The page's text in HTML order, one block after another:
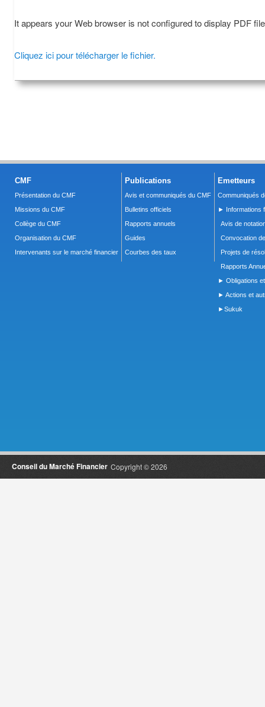
It appears your Web browser is not configured to display PDF
Cliquez ici pour télécharger le fichier.
CMF
Présentation du CMF
Missions du CMF
Collège du CMF
Organisation du CMF
Intervenants sur le marché financier
Publications
Avis et communiqués du CMF
Bulletins officiels
Rapports annuels
Guides
Courbes des taux
Emetteurs
Communiqués
► Informations
Avis de
Convocation
Projets de
Rapports
► Obligations
► Actions et
►Sukuk
Copyright © 2026
Conseil du Marché Financier